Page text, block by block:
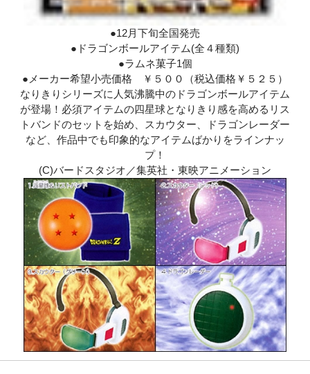
●12月下旬全国発売
●ドラゴンボールアイテム(全４種類)
●ラムネ菓子1個
●メーカー希望小売価格 ￥５００（税込価格￥５２５）
なりきりシリーズに人気沸騰中のドラゴンボールアイテム
が登場！必須アイテムの四星球となりきり感を高めるリス
トバンドのセットを始め、スカウター、ドラゴンレーダー
など、作品中でも印象的なアイテムばかりをラインナッ
プ！
(C)バードスタジオ／集英社・東映アニメーション